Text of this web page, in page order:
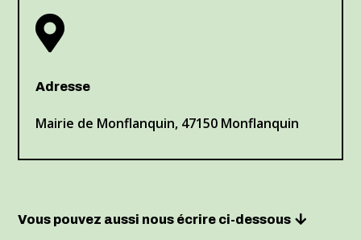

Adresse
Mairie de Monflanquin, 47150 Monflanquin
Vous pouvez aussi nous écrire ci-dessous